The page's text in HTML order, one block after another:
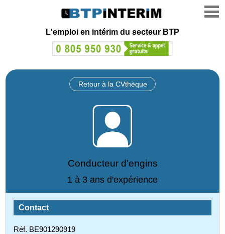
L'emploi en intérim du secteur BTP
Retour à la CVthèque
Conducteur d'engins
1 à 3 ans d'expérience
Contact
Réf. BE901290919